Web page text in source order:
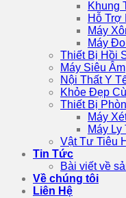
Khung
Hỗ Trợ
Máy
Máy
Thiết Bị Hồi
Máy Siêu Âm
Nội Thất Y
Khỏe Đẹp
Thiết Bị
Máy
Máy Ly
Vật Tư Tiêu
Tin Tức
Bài viết về
Về chúng tôi
Liên Hệ